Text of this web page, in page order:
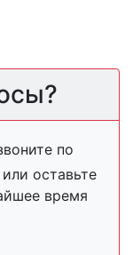
по
или оставьте
время